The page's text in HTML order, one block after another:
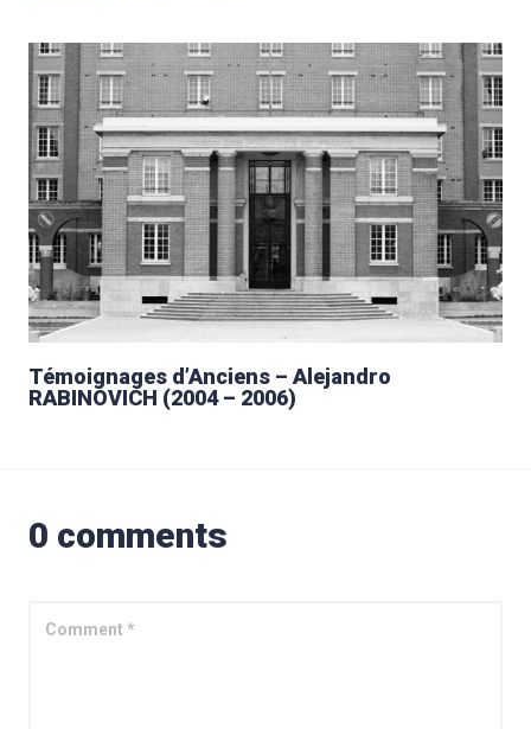
Témoignages d’Anciens – Alejandro
RABINOVICH (2004 – 2006)
0 comments